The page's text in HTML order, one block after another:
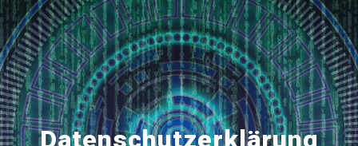
Datenschutzerklärung